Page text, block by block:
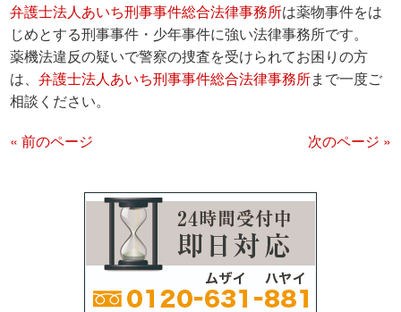
弁護士法人あいち刑事事件総合法律事務所は薬物事件をは
じめとする刑事事件・少年事件に強い法律事務所です。
薬機法違反の疑いで警察の捜査を受けられてお困りの方
は、弁護士法人あいち刑事事件総合法律事務所まで一度ご
相談ください。
« 前のページ
次のページ »